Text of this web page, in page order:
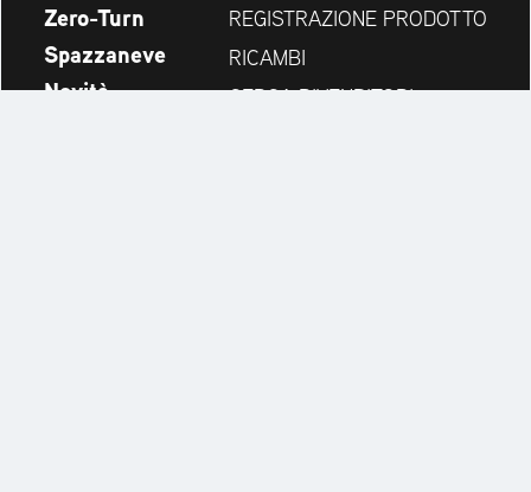
Zero-Turn
Spazzaneve
Novità
REGISTRAZIONE PRODOTTO
RICAMBI
CERCA RIVENDITORI